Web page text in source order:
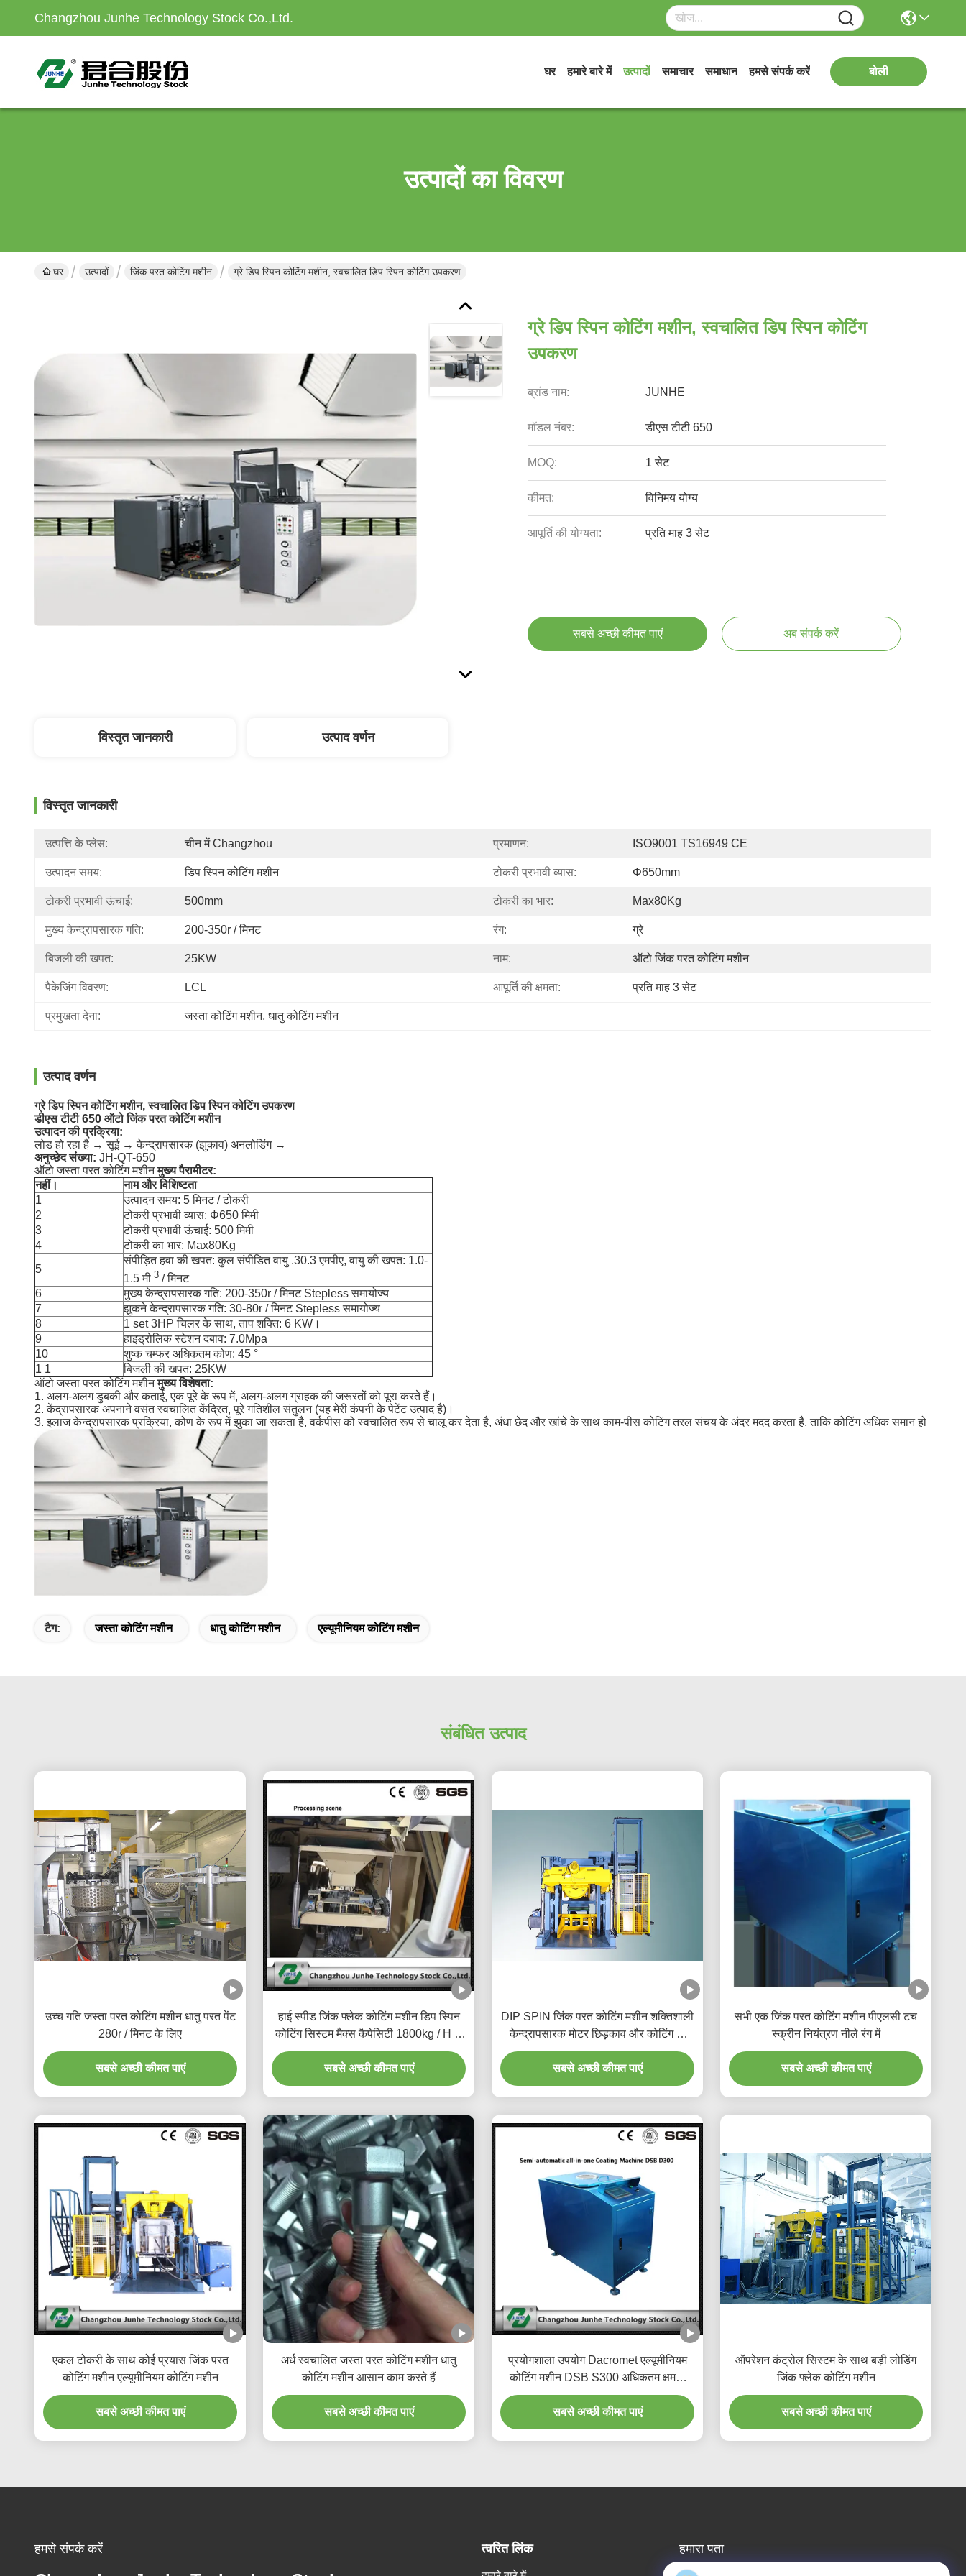
Changzhou Junhe Technology Stock Co.,Ltd.
घर हमारे बारे में उत्पादों समाचार समाधान हमसे संपर्क करें बोली
उत्पादों का विवरण
घर उत्पादों जिंक परत कोटिंग मशीन ग्रे डिप स्पिन कोटिंग मशीन, स्वचालित डिप स्पिन कोटिंग उपकरण
ग्रे डिप स्पिन कोटिंग मशीन, स्वचालित डिप स्पिन कोटिंग
उपकरण
ब्रांड नाम: JUNHE
मॉडल नंबर: डीएस टीटी 650
MOQ: 1 सेट
कीमत: विनिमय योग्य
आपूर्ति की योग्यता: प्रति माह 3 सेट
सबसे अच्छी कीमत पाएं अब संपर्क करें
विस्तृत जानकारी उत्पाद वर्णन
विस्तृत जानकारी
उत्पत्ति के प्लेस: चीन में Changzhou प्रमाणन: ISO9001 TS16949 CE
उत्पादन समय: डिप स्पिन कोटिंग मशीन टोकरी प्रभावी व्यास: Φ650mm
टोकरी प्रभावी ऊंचाई: 500mm टोकरी का भार: Max80Kg
मुख्य केन्द्रापसारक गति: 200-350r / मिनट रंग: ग्रे
बिजली की खपत: 25KW नाम: ऑटो जिंक परत कोटिंग मशीन
पैकेजिंग विवरण: LCL आपूर्ति की क्षमता: प्रति माह 3 सेट
प्रमुखता देना: जस्ता कोटिंग मशीन, धातु कोटिंग मशीन
उत्पाद वर्णन
ग्रे डिप स्पिन कोटिंग मशीन, स्वचालित डिप स्पिन कोटिंग उपकरण
डीएस टीटी 650 ऑटो जिंक परत कोटिंग मशीन
उत्पादन की प्रक्रिया:
लोड हो रहा है → सूई → केन्द्रापसारक (झुकाव) अनलोडिंग →
अनुच्छेद संख्या: JH-QT-650
ऑटो जस्ता परत कोटिंग मशीनमुख्य पैरामीटर:
नहीं।
नाम और विशिष्टता
1
उत्पादन समय: 5 मिनट / टोकरी
2
टोकरी प्रभावी व्यास: Φ650 मिमी
3
टोकरी प्रभावी ऊंचाई: 500 मिमी
4
टोकरी का भार: Max80Kg
5
संपीड़ित हवा की खपत: कुल संपीडित वायु .30.3 एमपीए, वायु की खपत: 1.0-
1.5 मी 3 / मिनट
6
मुख्य केन्द्रापसारक गति: 200-350r / मिनट Stepless समायोज्य
7
झुकने केन्द्रापसारक गति: 30-80r / मिनट Stepless समायोज्य
8
1 set 3HP चिलर के साथ, ताप शक्ति: 6 KW।
9
हाइड्रोलिक स्टेशन दबाव: 7.0Mpa
10
शुष्क चम्फर अधिकतम कोण: 45 °
1 1
बिजली की खपत: 25KW
ऑटो जस्ता परत कोटिंग मशीनमुख्य विशेषता:
1. अलग-अलग डुबकी और कताई, एक पूरे के रूप में, अलग-अलग ग्राहक की जरूरतों को पूरा करते हैं।
2. केंद्रापसारक अपनाने वसंत स्वचालित केंद्रित, पूरे गतिशील संतुलन (यह मेरी कंपनी के पेटेंट उत्पाद है)।
3. इलाज केन्द्रापसारक प्रक्रिया, कोण के रूप में झुका जा सकता है, वर्कपीस को स्वचालित रूप से चालू कर देता है, अंधा छेद और खांचे के साथ काम-पीस कोटिंग तरल संचय के अंदर मदद करता है, ताकि कोटिंग अधिक समान हो
टैग: जस्ता कोटिंग मशीन धातु कोटिंग मशीन एल्यूमीनियम कोटिंग मशीन
संबंधित उत्पाद
उच्च गति जस्ता परत कोटिंग मशीन धातु परत पेंट
280r / मिनट के लिए
सबसे अच्छी कीमत पाएं
हाई स्पीड जिंक फ्लेक कोटिंग मशीन डिप स्पिन
कोटिंग सिस्टम मैक्स कैपेसिटी 1800kg / H के
साथ
सबसे अच्छी कीमत पाएं
DIP SPIN जिंक परत कोटिंग मशीन शक्तिशाली
केन्द्रापसारक मोटर छिड़काव और कोटिंग के
साथ
सबसे अच्छी कीमत पाएं
सभी एक जिंक परत कोटिंग मशीन पीएलसी टच
स्क्रीन नियंत्रण नीले रंग में
सबसे अच्छी कीमत पाएं
एकल टोकरी के साथ कोई प्रयास जिंक परत
कोटिंग मशीन एल्यूमीनियम कोटिंग मशीन
सबसे अच्छी कीमत पाएं
अर्ध स्वचालित जस्ता परत कोटिंग मशीन धातु
कोटिंग मशीन आसान काम करते हैं
सबसे अच्छी कीमत पाएं
प्रयोगशाला उपयोग Dacromet एल्यूमीनियम
कोटिंग मशीन DSB S300 अधिकतम क्षमता
400 kg / h केन्द्रापसारक गति
सबसे अच्छी कीमत पाएं
ऑपरेशन कंट्रोल सिस्टम के साथ बड़ी लोडिंग
जिंक फ्लेक कोटिंग मशीन
सबसे अच्छी कीमत पाएं
हमसे संपर्क करें त्वरित लिंक हमारा पता